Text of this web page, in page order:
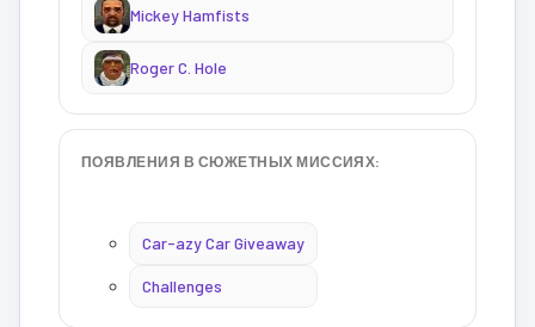
Mickey Hamfists
Roger C. Hole
ПОЯВЛЕНИЯ В СЮЖЕТНЫХ МИССИЯХ:
Car-azy Car Giveaway
Challenges